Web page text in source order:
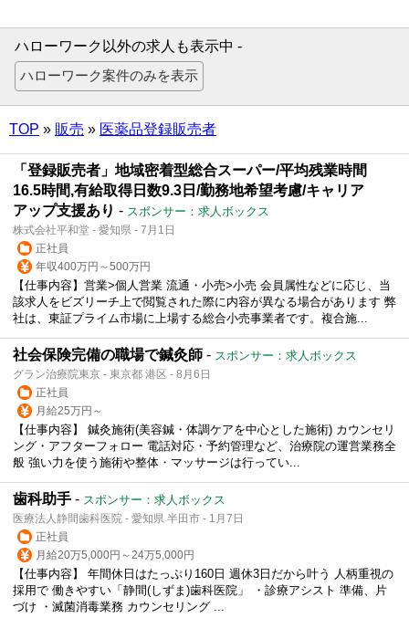
ハローワーク以外の求人も表示中 -
TOP » 販売 » 医薬品登録販売者
「登録販売者」地域密着型総合スーパー/平均残業時間
16.5時間,有給取得日数9.3日/勤務地希望考慮/キャリア
アップ支援あり - スポンサー：求人ボックス
株式会社平和堂 - 愛知県 - 7月1日
正社員
年収400万円～500万円
【仕事内容】営業>個人営業 流通・小売>小売 会員属性などに応じ、当
該求人をビズリーチ上で閲覧された際に内容が異なる場合があります 弊
社は、東証プライム市場に上場する総合小売事業者です。複合施...
社会保険完備の職場で鍼灸師 - スポンサー：求人ボックス
グラン治療院東京 - 東京都 港区 - 8月6日
正社員
月給25万円～
【仕事内容】 鍼灸施術(美容鍼・体調ケアを中心とした施術) カウンセリ
ング・アフターフォロー 電話対応・予約管理など、治療院の運営業務全
般 強い力を使う施術や整体・マッサージは行ってい...
歯科助手 - スポンサー：求人ボックス
医療法人静間歯科医院 - 愛知県 半田市 - 1月7日
正社員
月給20万5,000円～24万5,000円
【仕事内容】 年間休日はたっぷり160日 週休3日だから叶う 人柄重視の
採用で 働きやすい「静間(しずま)歯科医院」 ・診療アシスト 準備、片
づけ ・滅菌消毒業務 カウンセリング ...